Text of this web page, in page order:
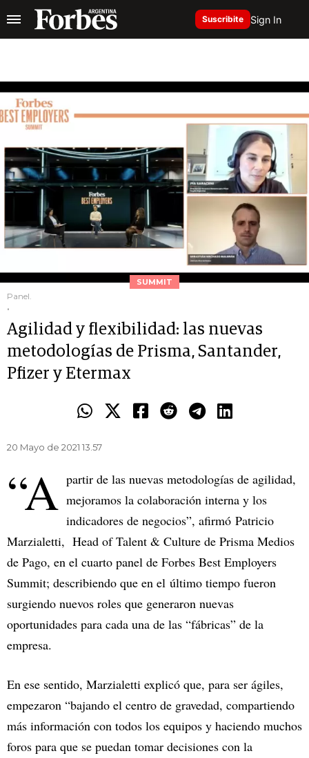
Suscribite Sign In
SUMMIT
Panel.
.
Agilidad y flexibilidad: las nuevas
metodologías de Prisma, Santander,
Pfizer y Etermax
20 Mayo de 2021 13.57
“A partir de las nuevas metodologías de agilidad,
mejoramos la colaboración interna y los
indicadores de negocios”, afirmó Patricio
Marzialetti, Head of Talent & Culture de Prisma Medios
de Pago, en el cuarto panel de Forbes Best Employers
Summit; describiendo que en el último tiempo fueron
surgiendo nuevos roles que generaron nuevas
oportunidades para cada una de las “fábricas” de la
empresa.
En ese sentido, Marzialetti explicó que, para ser ágiles,
empezaron “bajando el centro de gravedad, compartiendo
más información con todos los equipos y haciendo muchos
foros para que se puedan tomar decisiones con la